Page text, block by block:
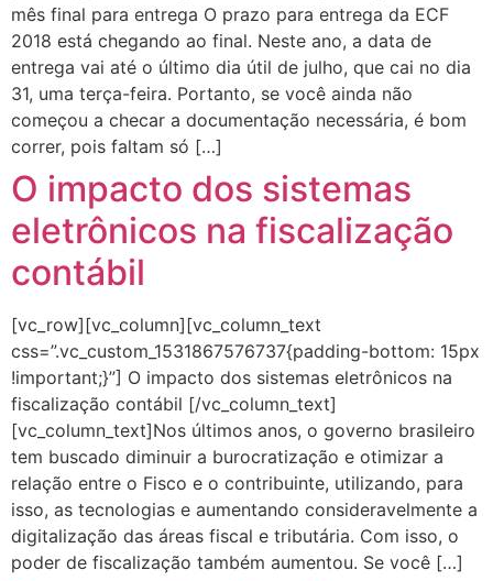
mês final para entrega O prazo para entrega da ECF
2018 está chegando ao final. Neste ano, a data de
entrega vai até o último dia útil de julho, que cai no dia
31, uma terça-feira. Portanto, se você ainda não
começou a checar a documentação necessária, é bom
correr, pois faltam só […]
O impacto dos sistemas
eletrônicos na fiscalização
contábil
[vc_row][vc_column][vc_column_text
css=”.vc_custom_1531867576737{padding-bottom: 15px
!important;}”] O impacto dos sistemas eletrônicos na
fiscalização contábil [/vc_column_text]
[vc_column_text]Nos últimos anos, o governo brasileiro
tem buscado diminuir a burocratização e otimizar a
relação entre o Fisco e o contribuinte, utilizando, para
isso, as tecnologias e aumentando consideravelmente a
digitalização das áreas fiscal e tributária. Com isso, o
poder de fiscalização também aumentou. Se você […]